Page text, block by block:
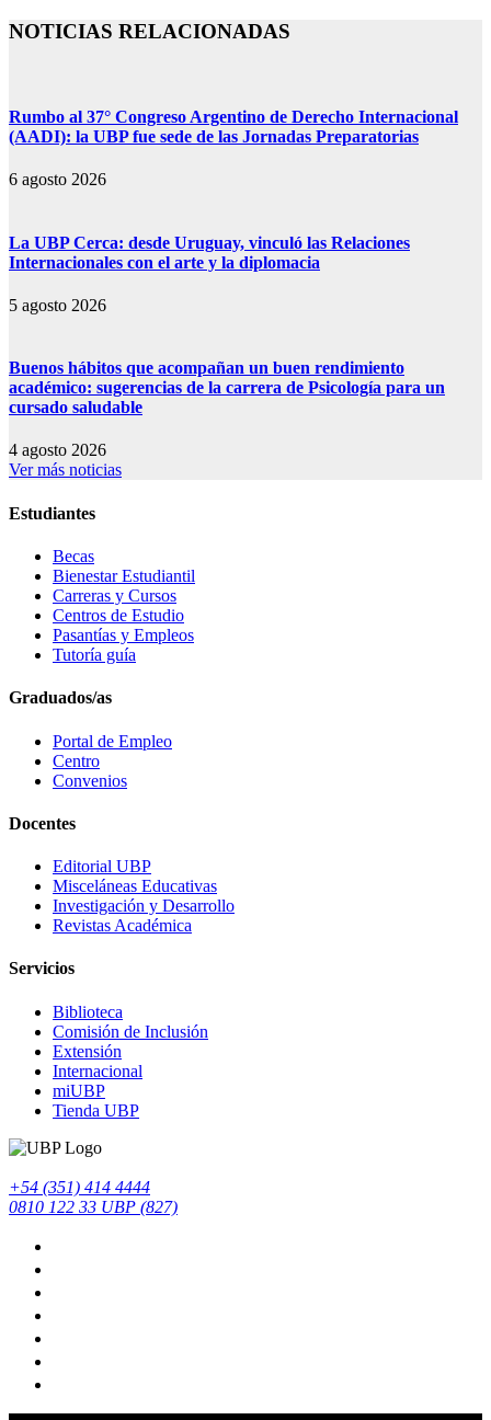
NOTICIAS RELACIONADAS
Rumbo al 37° Congreso Argentino de Derecho Internacional
(AADI): la UBP fue sede de las Jornadas Preparatorias
6 agosto 2026
La UBP Cerca: desde Uruguay, vinculó las Relaciones
Internacionales con el arte y la diplomacia
5 agosto 2026
Buenos hábitos que acompañan un buen rendimiento
académico: sugerencias de la carrera de Psicología para un
cursado saludable
4 agosto 2026
Ver más noticias
Estudiantes
Becas
Bienestar Estudiantil
Carreras y Cursos
Centros de Estudio
Pasantías y Empleos
Tutoría guía
Graduados/as
Portal de Empleo
Centro
Convenios
Docentes
Editorial UBP
Misceláneas Educativas
Investigación y Desarrollo
Revistas Académica
Servicios
Biblioteca
Comisión de Inclusión
Extensión
Internacional
miUBP
Tienda UBP
+54 (351) 414 4444
0810 122 33 UBP (827)